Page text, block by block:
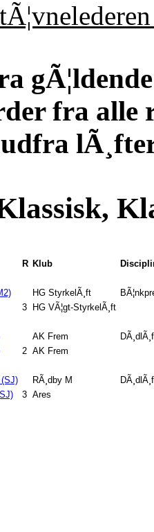
fra alle
udfra
R Klub
HG StyrkelÃ¸ft
3 HG VÃ¦gt-StyrkelÃ¸ft
AK Frem
2 AK Frem
RÃ¸dby M
3 Ares